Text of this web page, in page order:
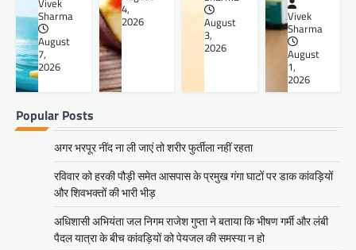
Vivek
Sharma
August
7,
2026
4,
2026
August
3,
2026
Vivek
Sharma
August
1,
2026
Popular Posts
अगर भरपूर नींद ना ली जाएं तो शरीर फुर्तीला नहीं रहता
रविवार को हरकी पौड़ी समेत आसपास के प्रमुख गंगा घाटों पर डाक कांवड़ियों
और शिवभक्तों की भारी भीड़
अधिशासी अभियंता जल निगम राजेश गुप्ता ने बताया कि भीषण गर्मी और लंबी
पैदल यात्रा के बीच कांवड़ियों को पेयजल की समस्या न हो